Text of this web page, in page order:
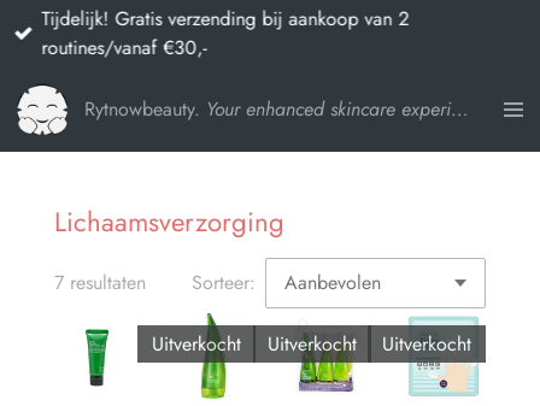
Ga
direct
naar
de
hoofdinhoud
Rytnowbeauty. Your enhanced skincare experience
Tijdelijk! Gratis verzending bij aankoop van 2
routines/vanaf €30,-
Lichaamsverzorging
7 resultaten Sorteer:
Uitverkocht Uitverkocht Uitverkocht